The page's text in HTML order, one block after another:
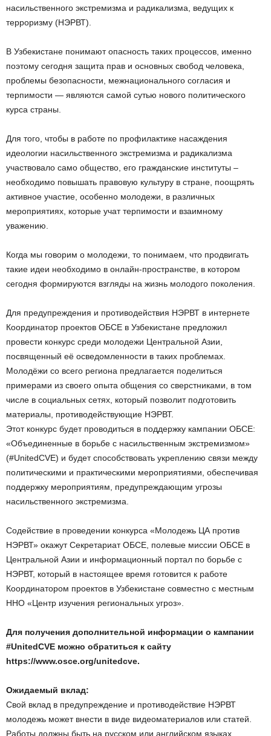
насильственного экстремизма и радикализма, ведущих к
терроризму (НЭРВТ).
В Узбекистане понимают опасность таких процессов, именно
поэтому сегодня защита прав и основных свобод человека,
проблемы безопасности, межнационального согласия и
терпимости — являются самой сутью нового политического
курса страны.
Для того, чтобы в работе по профилактике насаждения
идеологии насильственного экстремизма и радикализма
участвовало само общество, его гражданские институты –
необходимо повышать правовую культуру в стране, поощрять
активное участие, особенно молодежи, в различных
мероприятиях, которые учат терпимости и взаимному
уважению.
Когда мы говорим о молодежи, то понимаем, что продвигать
такие идеи необходимо в онлайн-пространстве, в котором
сегодня формируются взгляды на жизнь молодого поколения.
Для предупреждения и противодействия НЭРВТ в интернете
Координатор проектов ОБСЕ в Узбекистане предложил
провести конкурс среди молодежи Центральной Азии,
посвященный её осведомленности в таких проблемах.
Молодёжи со всего региона предлагается поделиться
примерами из своего опыта общения со сверстниками, в том
числе в социальных сетях, который позволит подготовить
материалы, противодействующие НЭРВТ.
Этот конкурс будет проводиться в поддержку кампании ОБСЕ:
«Объединенные в борьбе с насильственным экстремизмом»
(#UnitedCVE) и будет способствовать укреплению связи между
политическими и практическими мероприятиями, обеспечивая
поддержку мероприятиям, предупреждающим угрозы
насильственного экстремизма.
Содействие в проведении конкурса «Молодежь ЦА против
НЭРВТ» окажут Секретариат ОБСЕ, полевые миссии ОБСЕ в
Центральной Азии и информационный портал по борьбе с
НЭРВТ, который в настоящее время готовится к работе
Координатором проектов в Узбекистане совместно с местным
ННО «Центр изучения региональных угроз».
Для получения дополнительной информации о кампании
#UnitedCVE можно обратиться к сайту
https://www.osce.org/unitedcve.
Ожидаемый вклад:
Свой вклад в предупреждение и противодействие НЭРВТ
молодежь может внести в виде видеоматериалов или статей.
Работы должны быть на русском или английском языках.